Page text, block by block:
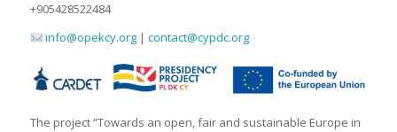
+905428522484
info@opekcy.org |contact@cypdc.org
The project “Towards an open, fair and sustainable Europe in